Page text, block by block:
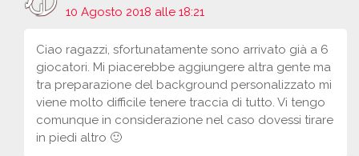
10 Agosto 2018 alle 18:21
Ciao ragazzi, sfortunatamente sono arrivato già a 6
giocatori. Mi piacerebbe aggiungere altra gente ma
tra preparazione del background personalizzato mi
viene molto difficile tenere traccia di tutto. Vi tengo
comunque in considerazione nel caso dovessi tirare
in piedi altro 🙂